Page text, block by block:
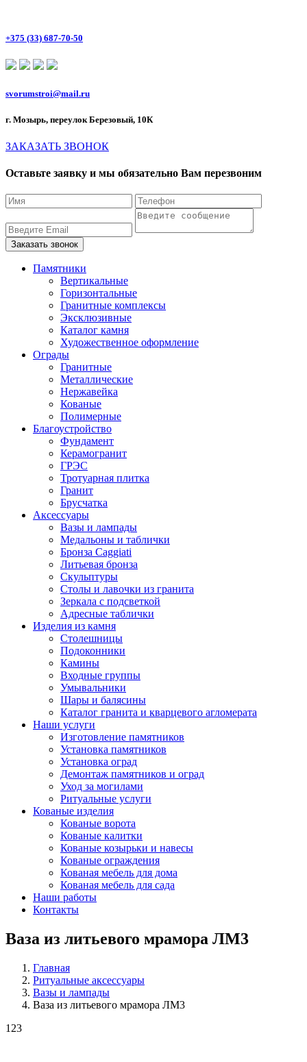
+375 (33) 687-70-50
svorumstroi@mail.ru
г. Мозырь, переулок Березовый, 10К
ЗАКАЗАТЬ ЗВОНОК
Оставьте заявку и мы обязательно Вам перезвоним
Памятники
Вертикальные
Горизонтальные
Гранитные комплексы
Эксклюзивные
Каталог камня
Художественное оформление
Ограды
Гранитные
Металлические
Нержавейка
Кованые
Полимерные
Благоустройство
Фундамент
Керамогранит
ГРЭС
Тротуарная плитка
Гранит
Брусчатка
Аксессуары
Вазы и лампады
Медальоны и таблички
Бронза Caggiati
Литьевая бронза
Скульптуры
Столы и лавочки из гранита
Зеркала с подсветкой
Адресные таблички
Изделия из камня
Столешницы
Подоконники
Камины
Входные группы
Умывальники
Шары и балясины
Каталог гранита и кварцевого агломерата
Наши услуги
Изготовление памятников
Установка памятников
Установка оград
Демонтаж памятников и оград
Уход за могилами
Ритуальные услуги
Кованые изделия
Кованые ворота
Кованые калитки
Кованые козырьки и навесы
Кованые ограждения
Кованая мебель для дома
Кованая мебель для сада
Наши работы
Контакты
Ваза из литьевого мрамора ЛМ3
Главная
Ритуальные аксессуары
Вазы и лампады
Ваза из литьевого мрамора ЛМ3
123